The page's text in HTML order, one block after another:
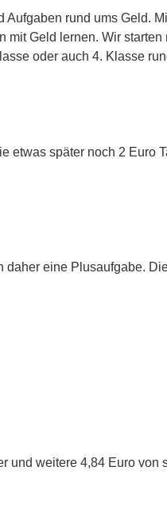
rund ums Geld.
Geld lernen. Wir
oder auch 4. Klasse
etwas später noch 2 Euro
eine Plusaufgabe.
und weitere 4,84 Euro von